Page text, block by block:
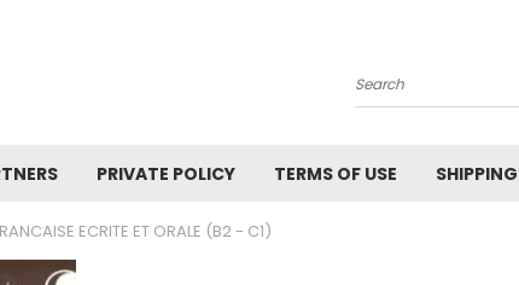
Search
PRIVATE POLICY TERMS OF USE
ECRITE ET ORALE (B2 - C1)